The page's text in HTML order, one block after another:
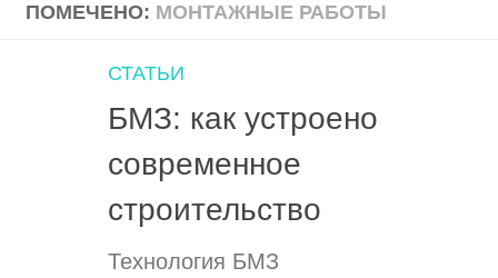
ПОМЕЧЕНО: МОНТАЖНЫЕ РАБОТЫ
СТАТЬИ
БМЗ: как устроено
современное
строительство
Технология БМЗ